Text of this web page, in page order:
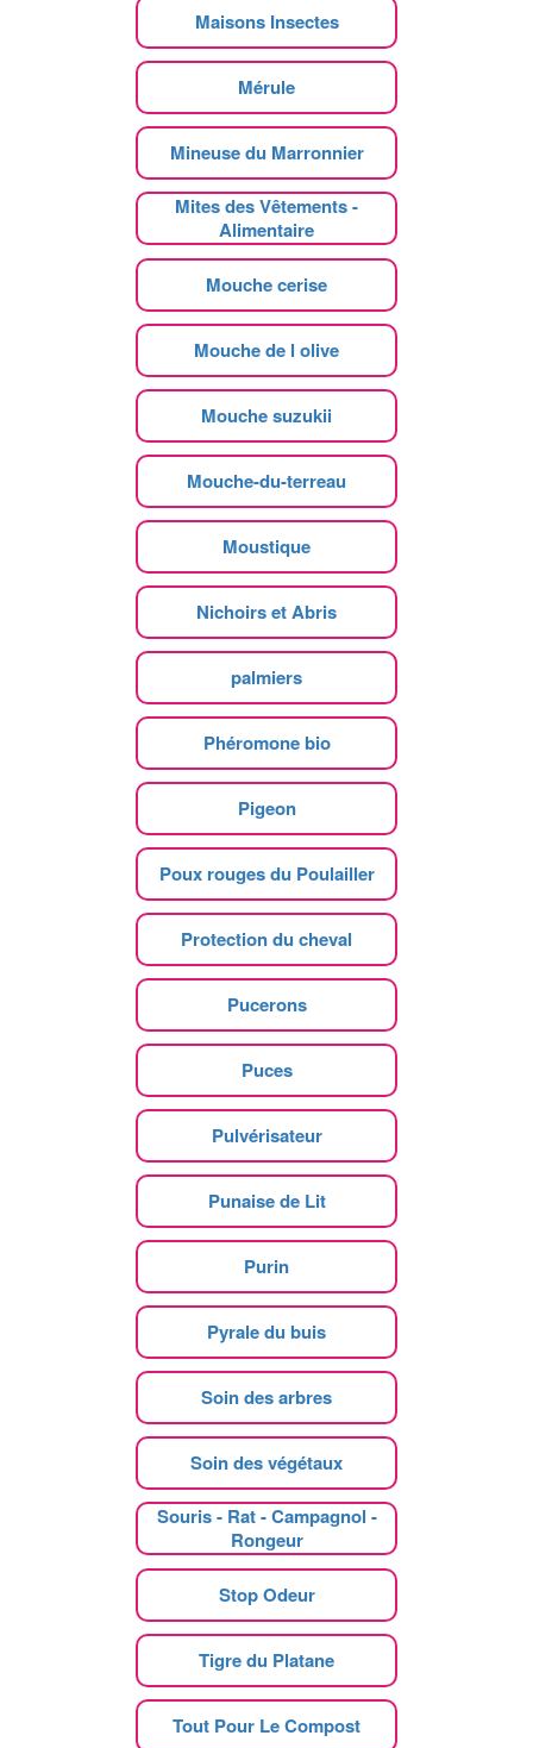
Maisons Insectes
Mérule
Mineuse du Marronnier
Mites des Vêtements -
Alimentaire
Mouche cerise
Mouche de l olive
Mouche suzukii
Mouche-du-terreau
Moustique
Nichoirs et Abris
palmiers
Phéromone bio
Pigeon
Poux rouges du Poulailler
Protection du cheval
Pucerons
Puces
Pulvérisateur
Punaise de Lit
Purin
Pyrale du buis
Soin des arbres
Soin des végétaux
Souris - Rat - Campagnol -
Rongeur
Stop Odeur
Tigre du Platane
Tout Pour Le Compost